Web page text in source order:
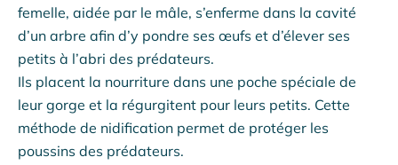
femelle, aidée par le mâle, s’enferme dans la cavité
d’un arbre afin d’y pondre ses œufs et d’élever ses
petits à l’abri des prédateurs.
Ils placent la nourriture dans une poche spéciale de
leur gorge et la régurgitent pour leurs petits. Cette
méthode de nidification permet de protéger les
poussins des prédateurs.